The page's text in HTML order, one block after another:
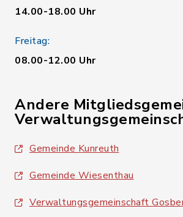
14.00-18.00 Uhr
Freitag:
08.00-12.00 Uhr
Andere
Gemeinde Kunreuth
Gemeinde Wiesenthau
Verwaltungsgemeinschaft